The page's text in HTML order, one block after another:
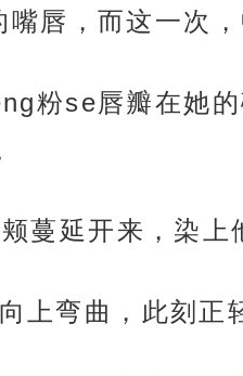
唇，而这一次，
粉se唇瓣在她
蔓延开来，染上
上弯曲，此刻正